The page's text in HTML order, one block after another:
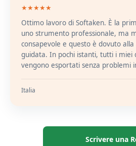
★★★★★
Ottimo lavoro di Softaken. È la
uno strumento professionale, ma
consapevole e questo è dovuto
guidata. In pochi istanti, tutti i miei
vengono esportati senza problemi
Italia
Scrivere una